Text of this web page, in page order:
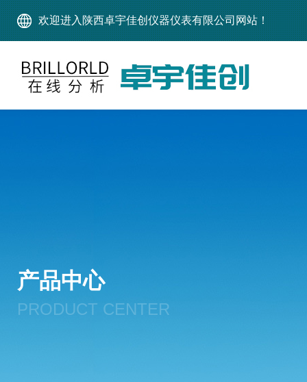
欢迎进入陕西卓宇佳创仪器仪表有限公司网站！
产品中心
PRODUCT CENTER